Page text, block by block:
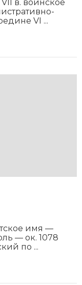
в. воинское
VI ...
имя —
— ок. 1078
по ...